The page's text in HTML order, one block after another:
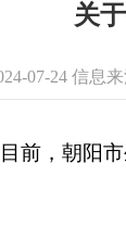
关
07-24 信息
，朝阳市